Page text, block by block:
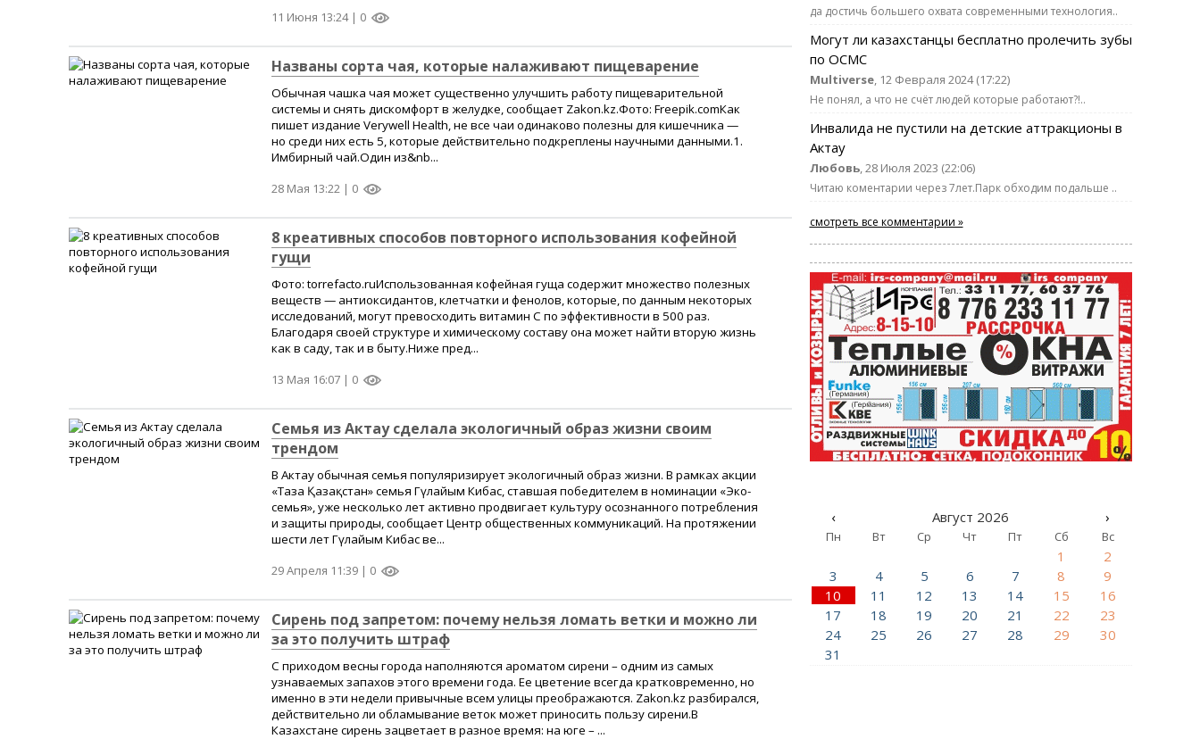
11 Июня 13:24 | 0
Названы сорта чая, которые налаживают пищеварение
Обычная чашка чая может существенно улучшить работу пищеварительной
системы и снять дискомфорт в желудке, сообщает Zakon.kz.Фото: Freepik.comКак
пишет издание Verywell Health, не все чаи одинаково полезны для кишечника —
но среди них есть 5, которые действительно подкреплены научными данными.1.
Имбирный чай.Один из&nb...
28 Мая 13:22 | 0
8 креативных способов повторного использования кофейной
гущи
Фото: torrefacto.ruИспользованная кофейная гуща содержит множество полезных
веществ — антиоксидантов, клетчатки и фенолов, которые, по данным некоторых
исследований, могут превосходить витамин C по эффективности в 500 раз.
Благодаря своей структуре и химическому составу она может найти вторую жизнь
как в саду, так и в быту.Ниже пред...
13 Мая 16:07 | 0
Семья из Актау сделала экологичный образ жизни своим
трендом
В Актау обычная семья популяризирует экологичный образ жизни. В рамках акции
«Таза Қазақстан» семья Гүлайым Кибас, ставшая победителем в номинации «Эко-
семья», уже несколько лет активно продвигает культуру осознанного потребления
и защиты природы, сообщает Центр общественных коммуникаций. На протяжении
шести лет Гүлайым Кибас ве...
29 Апреля 11:39 | 0
Сирень под запретом: почему нельзя ломать ветки и можно ли
за это получить штраф
С приходом весны города наполняются ароматом сирени – одним из самых
узнаваемых запахов этого времени года. Ее цветение всегда кратковременно, но
именно в эти недели привычные всем улицы преображаются. Zakon.kz разбирался,
действительно ли обламывание веток может приносить пользу сирени.В
Казахстане сирень зацветает в разное время: на юге – ...
да достичь большего охвата современными технология..
Могут ли казахстанцы бесплатно пролечить зубы
по ОСМС
Multiverse, 12 Февраля 2024 (17:22)
Не понял, а что не счёт людей которые работают?!..
Инвалида не пустили на детские аттракционы в
Актау
Любовь, 28 Июля 2023 (22:06)
Читаю коментарии через 7лет.Парк обходим подальше ..
смотреть все комментарии »
‹ Август 2026 ›
Пн Вт Ср Чт Пт Сб Вс
1
2
3
4 5 6 7 8
9
10
11 12 13 14 15
16
17
18 19 20 21 22
23
24
25 26 27 28 29
30
31